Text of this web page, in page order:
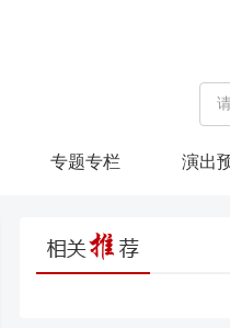
专题专栏 演出